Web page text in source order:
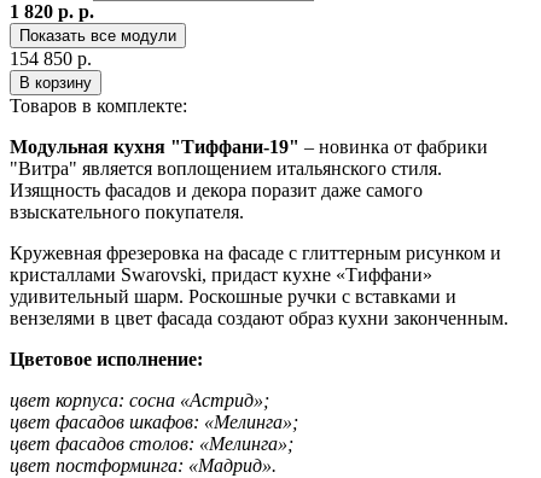
1 820 р. р.
Показать все модули
154 850 р.
В корзину
Товаров в комплекте:
Модульная кухня "Тиффани-19" – новинка от фабрики
"Витра" является воплощением итальянского стиля.
Изящность фасадов и декора поразит даже самого
взыскательного покупателя.
Кружевная фрезеровка на фасаде с глиттерным рисунком и
кристаллами Swarovski, придаст кухне «Тиффани»
удивительный шарм. Роскошные ручки с вставками и
вензелями в цвет фасада создают образ кухни законченным.
Цветовое исполнение:
цвет корпуса: сосна «Астрид»;
цвет фасадов шкафов: «Мелинга»;
цвет фасадов столов: «Мелинга»;
цвет постформинга: «Мадрид».